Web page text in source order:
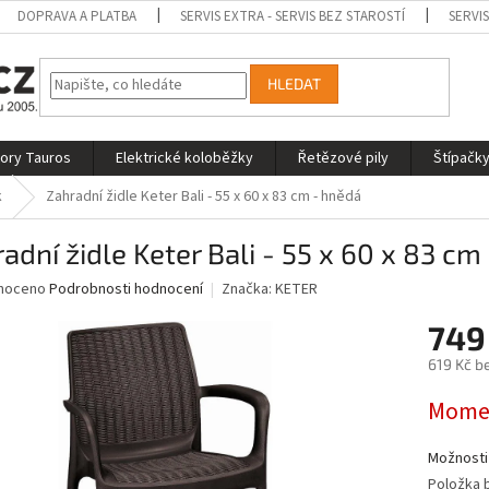
DOPRAVA A PLATBA SERVIS EXTRA - SERVIS BEZ STAROSTÍ
HLEDAT
Tauros Elektrické koloběžky Řetězové pily
Zahradní židle Keter Bali - 55 x 60 x 83 cm - hnědá
židle Keter Bali - 55 x 60 x 83
Podrobnosti hodnocení Značka: KETER
619 Kč
cena: